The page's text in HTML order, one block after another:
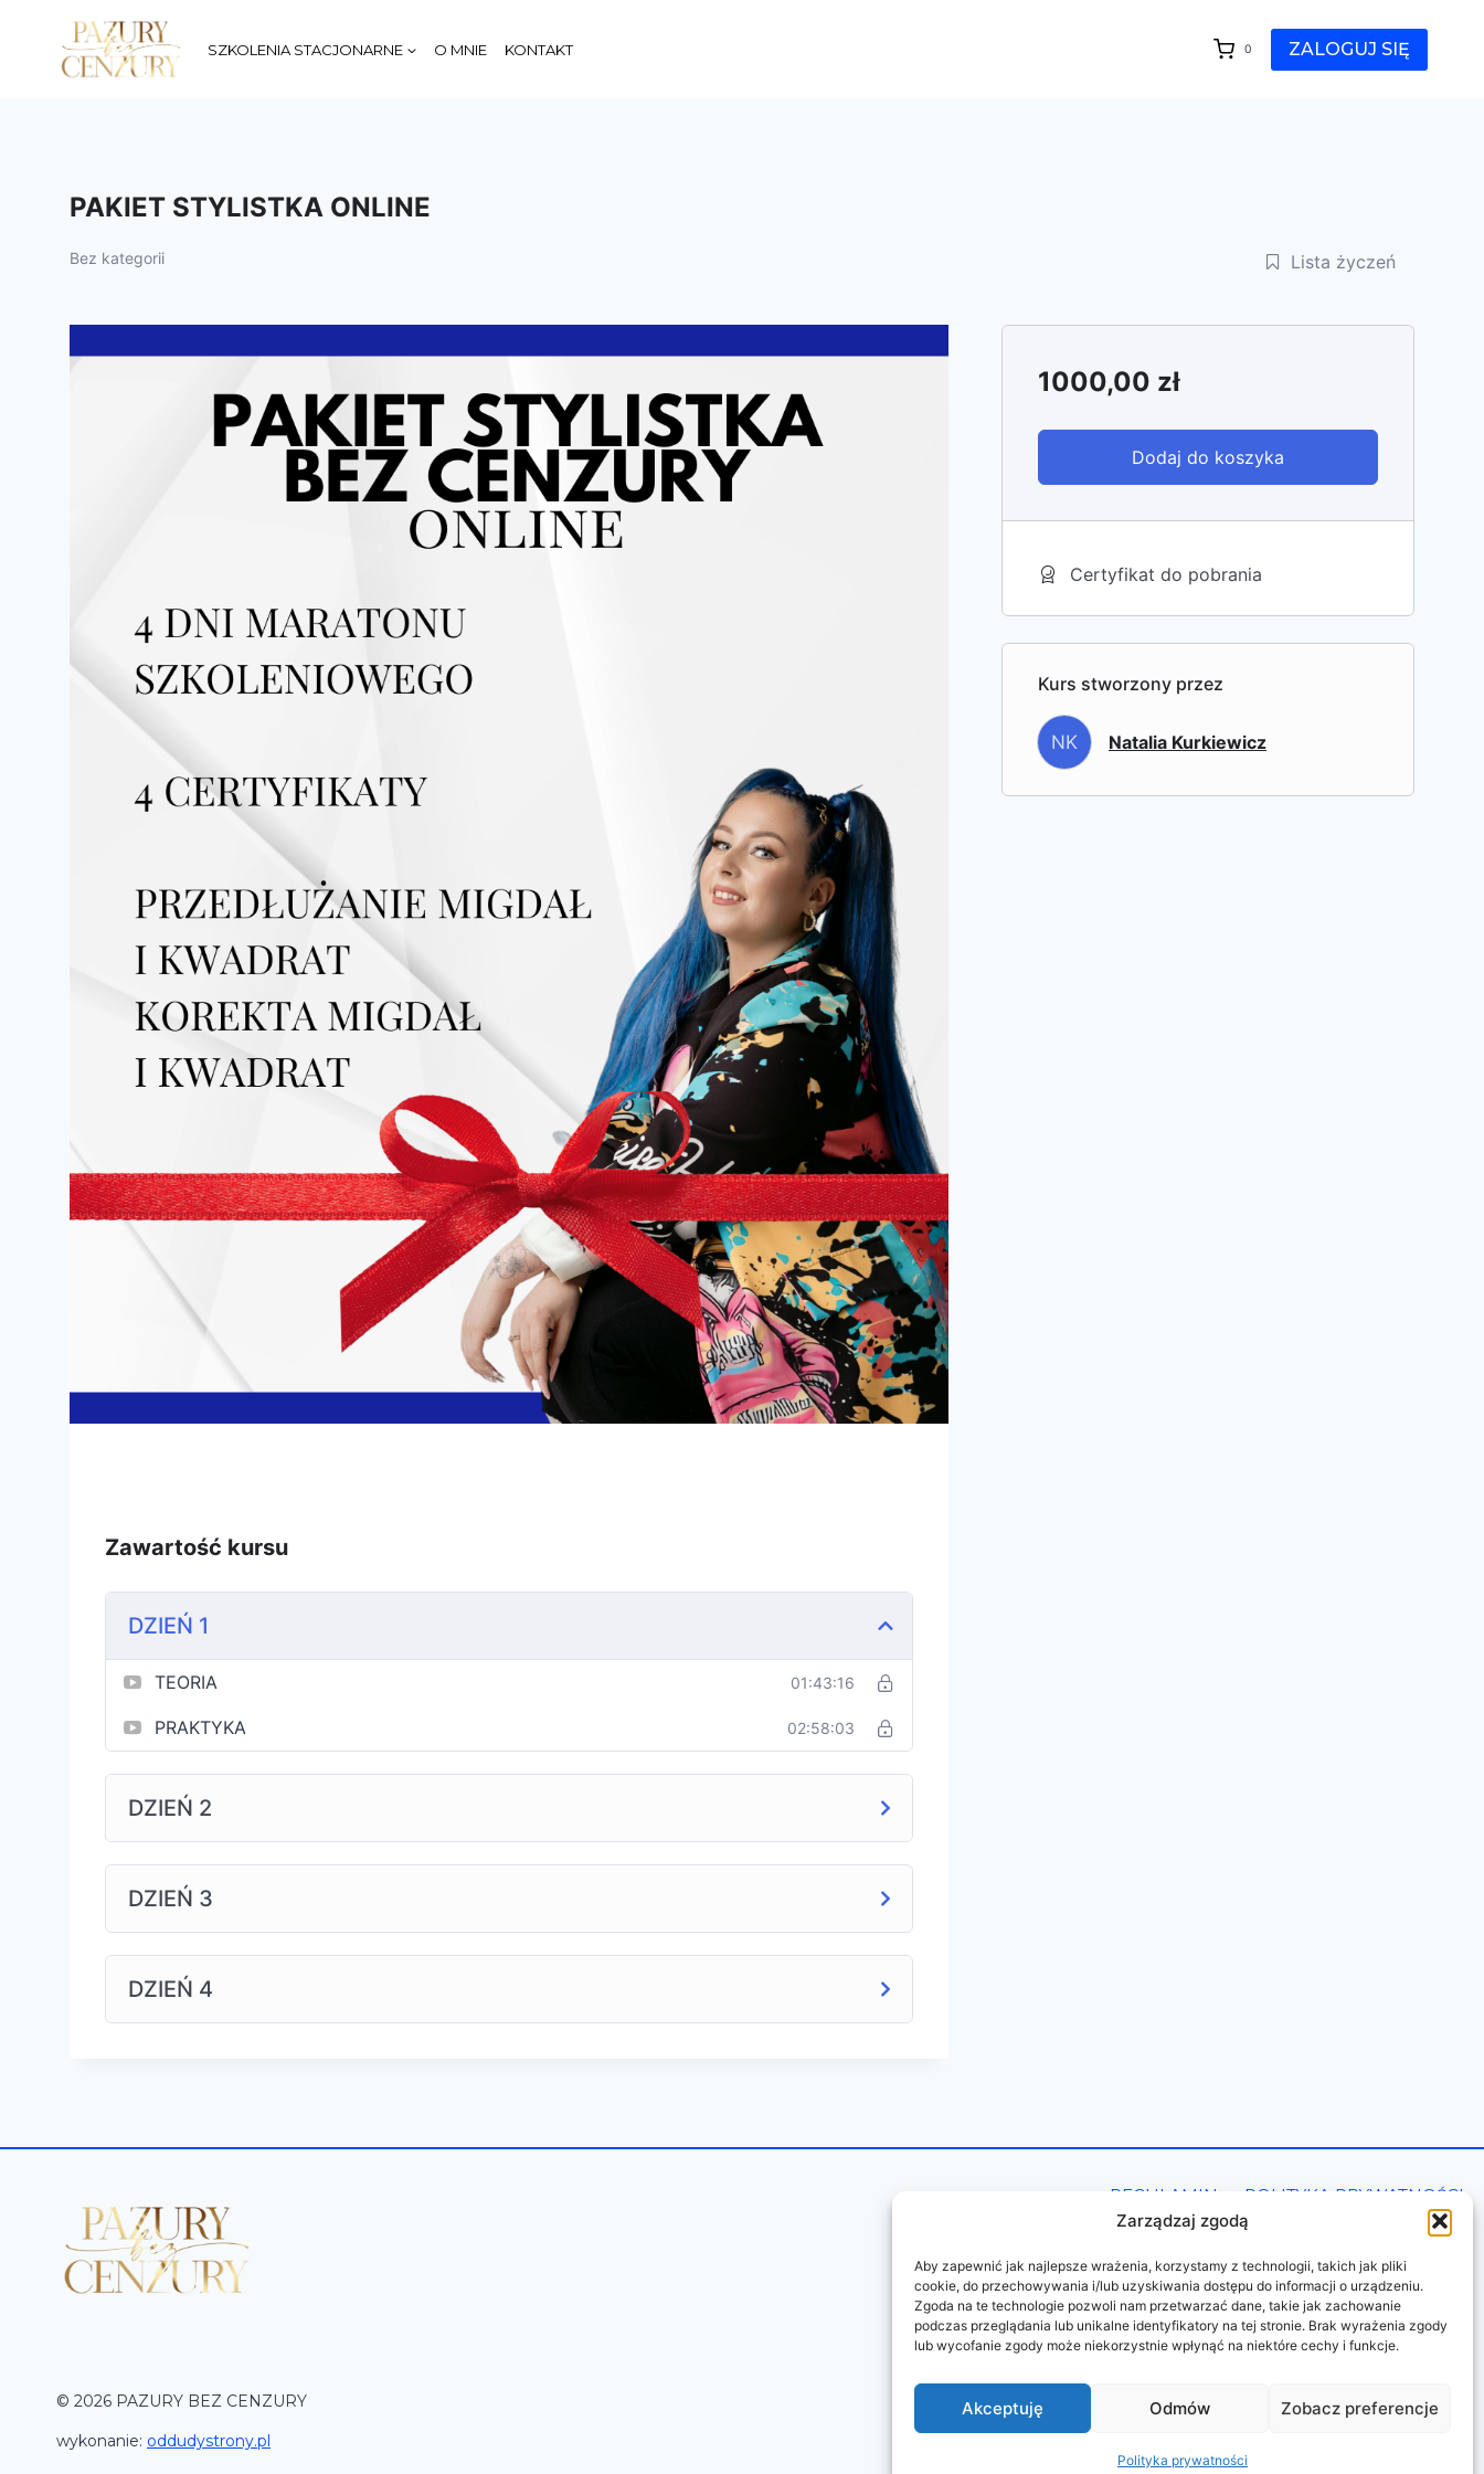
Zarządzaj zgodą
Aby zapewnić jak najlepsze wrażenia, korzystamy z technologii, takich jak pliki
cookie, do przechowywania i/lub uzyskiwania dostępu do informacji o urządzeniu.
Zgoda na te technologie pozwoli nam przetwarzać dane, takie jak zachowanie
podczas przeglądania lub unikalne identyfikatory na tej stronie. Brak wyrażenia zgody
lub wycofanie zgody może niekorzystnie wpłynąć na niektóre cechy i funkcje.
Akceptuję Odmów Zobacz preferencje
Polityka prywatności
SZKOLENIA STACJONARNE O MNIE KONTAKT 0 ZALOGUJ SIĘ
PAKIET STYLISTKA ONLINE
Bez kategorii Lista życzeń
Zawartość kursu
DZIEŃ 1
TEORIA 01:43:16
PRAKTYKA 02:58:03
DZIEŃ 2
DZIEŃ 3
DZIEŃ 4
1000,00 zł
Dodaj do koszyka
Certyfikat do pobrania
Kurs stworzony przez
NK Natalia Kurkiewicz
REGULAMIN POLITYKA PRYWATNOŚCI
© 2026 PAZURY BEZ CENZURY
wykonanie: oddudystrony.pl